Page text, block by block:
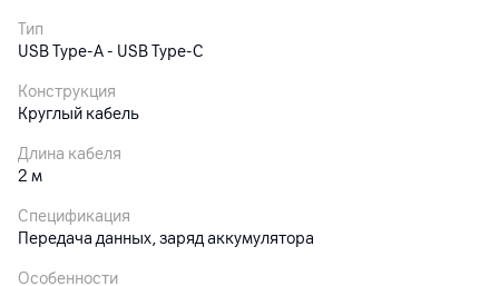
Тип
USB Type-A - USB Type-C
Конструкция
Круглый кабель
Длина кабеля
2 м
Спецификация
Передача данных, заряд аккумулятора
Особенности